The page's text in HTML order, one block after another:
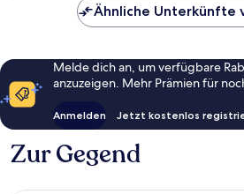
Ähnliche Unterkünfte
Melde dich an, um verfügbare
anzuzeigen. Mehr Prämien für
Anmelden Jetzt kostenlos
Zur Gegend